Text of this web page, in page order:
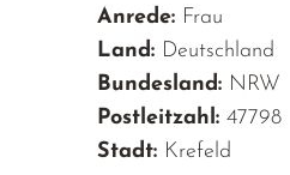
Anrede: Frau
Land: Deutschland
Bundesland: NRW
Postleitzahl: 47798
Stadt: Krefeld